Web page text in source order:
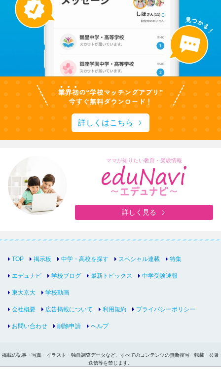
詳しくはこちら
ママが知りたい教育・受験情報
詳しく見る
TOP 掲示板 中学・高校を探す スペシャル連載 特集
エデュナビ 学校ブログ 最新トピックス 中学受験速報
東大京大 学校動画
会社概要 広告掲載について 利用規約 プライバシーポリシー
お問い合わせ 削除申請 ヘルプ
掲載の記事・写真・イラスト・独自調査データなど、すべてのコンテンツの無断複写・転載・公衆
送信等を禁じます。